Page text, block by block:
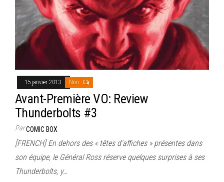
15 janvier 2013 Non
Avant-Première VO: Review
Thunderbolts #3
ParCOMIC BOX
[FRENCH] En dehors des « têtes d’affiches » présentes dans
son équipe, le Général Ross réserve quelques surprises à ses
Thunderbolts, y…